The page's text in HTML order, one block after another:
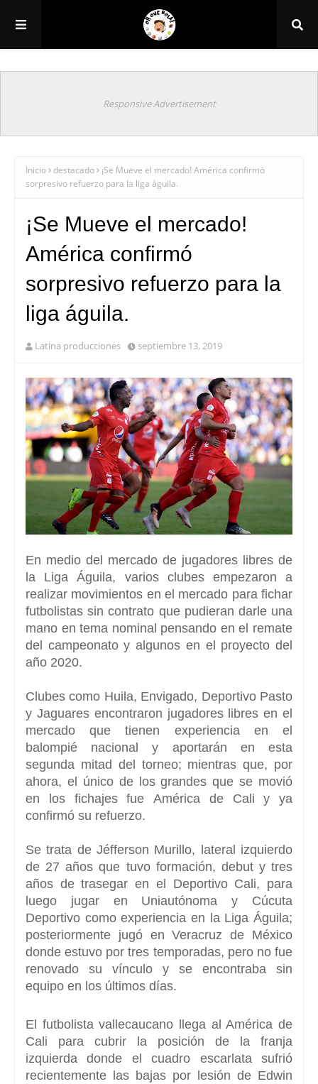
Responsive Advertisement
Inicio destacado
¡Se Mueve el mercado! América confirmó
sorpresivo refuerzo para la liga águila.
¡Se Mueve el mercado!
América confirmó
sorpresivo refuerzo para la
liga águila.
Latina producciones septiembre 13, 2019
En medio del mercado de jugadores libres de
la Liga Águila, varios clubes empezaron a
realizar movimientos en el mercado para fichar
futbolistas sin contrato que pudieran darle una
mano en tema nominal pensando en el remate
del campeonato y algunos en el proyecto del
año 2020.
Clubes como Huila, Envigado, Deportivo Pasto
y Jaguares encontraron jugadores libres en el
mercado que tienen experiencia en el
balompié nacional y aportarán en esta
segunda mitad del torneo; mientras que, por
ahora, el único de los grandes que se movió
en los fichajes fue América de Cali y ya
confirmó su refuerzo.
Se trata de Jéfferson Murillo, lateral izquierdo
de 27 años que tuvo formación, debut y tres
años de trasegar en el Deportivo Cali, para
luego jugar en Uniautónoma y Cúcuta
Deportivo como experiencia en la Liga Águila;
posteriormente jugó en Veracruz de México
donde estuvo por tres temporadas, pero no fue
renovado su vínculo y se encontraba sin
equipo en los últimos días.
El futbolista vallecaucano llega al América de
Cali para cubrir la posición de la franja
izquierda donde el cuadro escarlata sufrió
recientemente las bajas por lesión de Edwin